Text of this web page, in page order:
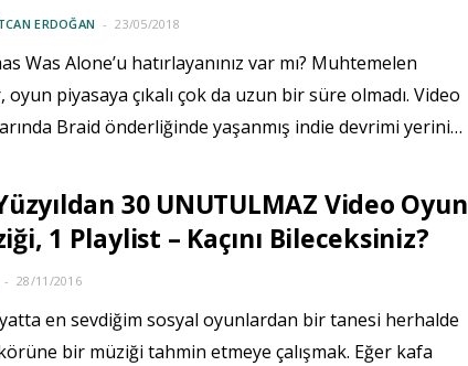
ERDOĞAN 23/05/2018
Was Alone’u hatırlayanınız var mı? Muhtemelen
oyun piyasaya çıkalı çok da uzun bir süre olmadı. Video
Braid önderliğinde yaşanmış indie devrimi yerini…
30 UNUTULMAZ Video Oyun
1 Playlist – Kaçını Bileceksiniz?
28/11/2016
en sevdiğim sosyal oyunlardan bir tanesi herhalde
bir müziği tahmin etmeye çalışmak. Eğer kafa